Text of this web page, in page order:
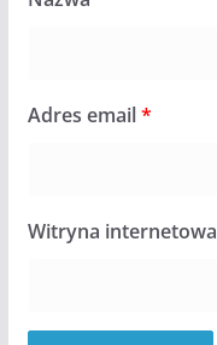
Adres email*
Witryna internetowa